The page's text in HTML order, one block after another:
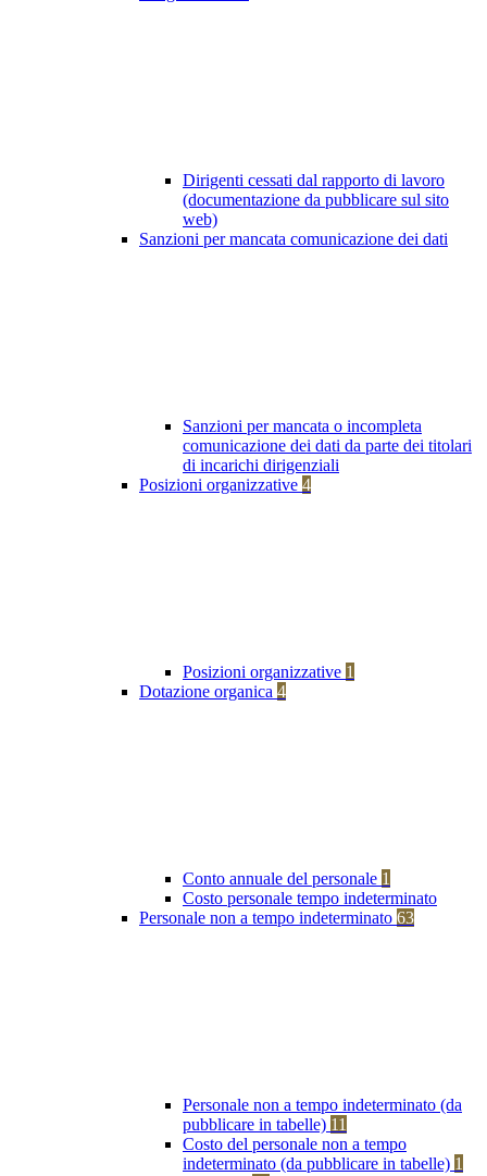
Dirigenti cessati dal rapporto di lavoro
(documentazione da pubblicare sul sito
web)
Sanzioni per mancata comunicazione dei dati
Sanzioni per mancata o incompleta
comunicazione dei dati da parte dei titolari
di incarichi dirigenziali
Posizioni organizzative 4
Posizioni organizzative 1
Dotazione organica 4
Conto annuale del personale 1
Costo personale tempo indeterminato
Personale non a tempo indeterminato 63
Personale non a tempo indeterminato (da
pubblicare in tabelle) 11
Costo del personale non a tempo
indeterminato (da pubblicare in tabelle) 1